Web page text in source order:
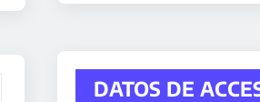
DATOS DE